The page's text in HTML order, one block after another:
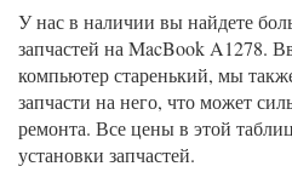
У нас в наличии вы найдете
запчастей на MacBook A1278.
компьютер старенький, мы
запчасти на него, что может
ремонта. Все цены в этой
установки запчастей.